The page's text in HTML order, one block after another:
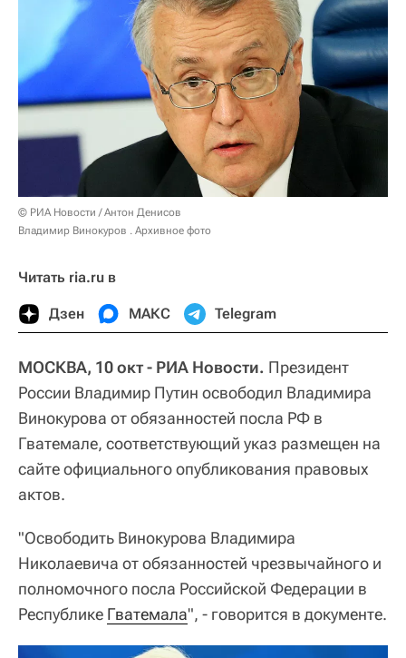
© РИА Новости / Антон Денисов
Владимир Винокуров . Архивное фото
Читать ria.ru в
Дзен МАКС Telegram
МОСКВА, 10 окт - РИА Новости. Президент
России Владимир Путин освободил Владимира
Винокурова от обязанностей посла РФ в
Гватемале, соответствующий указ размещен на
сайте официального опубликования правовых
актов.
"Освободить Винокурова Владимира
Николаевича от обязанностей чрезвычайного и
полномочного посла Российской Федерации в
Республике Гватемала", - говорится в документе.